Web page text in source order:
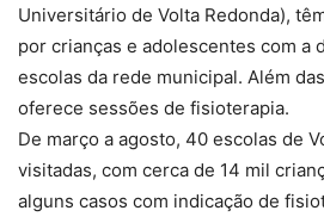
Universitário de Volta Redonda),
por crianças e adolescentes com a
escolas da rede municipal. Além
oferece sessões de fisioterapia.
De março a agosto, 40 escolas de
visitadas, com cerca de 14 mil
alguns casos com indicação de